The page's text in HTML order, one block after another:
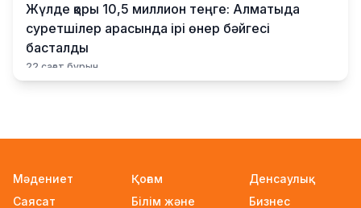
Жүлде қоры 10,5 миллион теңге: Алматыда
суретшілер арасында ірі өнер бәйгесі
басталды
22 сағат бұрын
жарияланды
Ауылға көшетін IT-мамандар мен
архивистерге 10,8 млн теңгеге дейін тұрғын
Мәдениет
Саясат
Қоғам
Білім және
Денсаулық
Бизнес